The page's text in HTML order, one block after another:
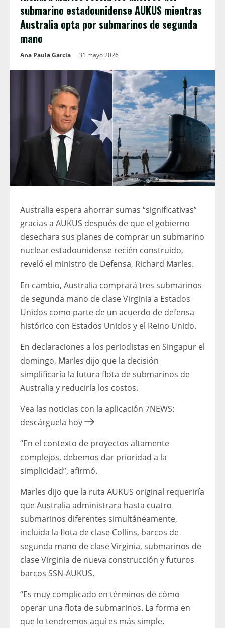
submarino estadounidense AUKUS mientras
Australia opta por submarinos de segunda
mano
Ana Paula García 31 mayo 2026
Australia espera ahorrar sumas “significativas”
gracias a AUKUS después de que el gobierno
desechara sus planes de comprar un submarino
nuclear estadounidense recién construido,
reveló el ministro de Defensa, Richard Marles.
En cambio, Australia comprará tres submarinos
de segunda mano de clase Virginia a Estados
Unidos como parte de un acuerdo de defensa
histórico con Estados Unidos y el Reino Unido.
En declaraciones a los periodistas en Singapur el
domingo, Marles dijo que la decisión
simplificaría la futura flota de submarinos de
Australia y reduciría los costos.
Vea las noticias con la aplicación 7NEWS:
descárguela hoy
“En el contexto de proyectos altamente
complejos, debemos dar prioridad a la
simplicidad”, afirmó.
Marles dijo que la ruta AUKUS original requeriría
que Australia administrara hasta cuatro
submarinos diferentes simultáneamente,
incluida la flota de clase Collins, barcos de
segunda mano de clase Virginia, submarinos de
clase Virginia de nueva construcción y futuros
barcos SSN-AUKUS.
“Es muy complicado en términos de cómo
operar una flota de submarinos. La forma en
que lo tendremos aquí es más simple.